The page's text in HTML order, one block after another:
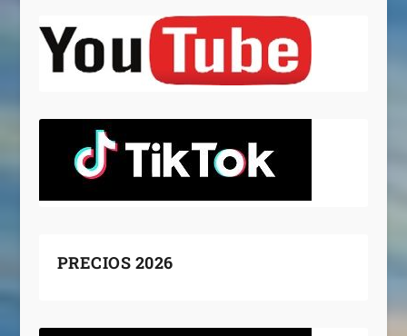
PRECIOS 2026